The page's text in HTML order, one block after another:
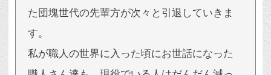
た団塊世代の先輩方が次々と引退していきま
す。
私が職人の世界に入った頃にお世話になった